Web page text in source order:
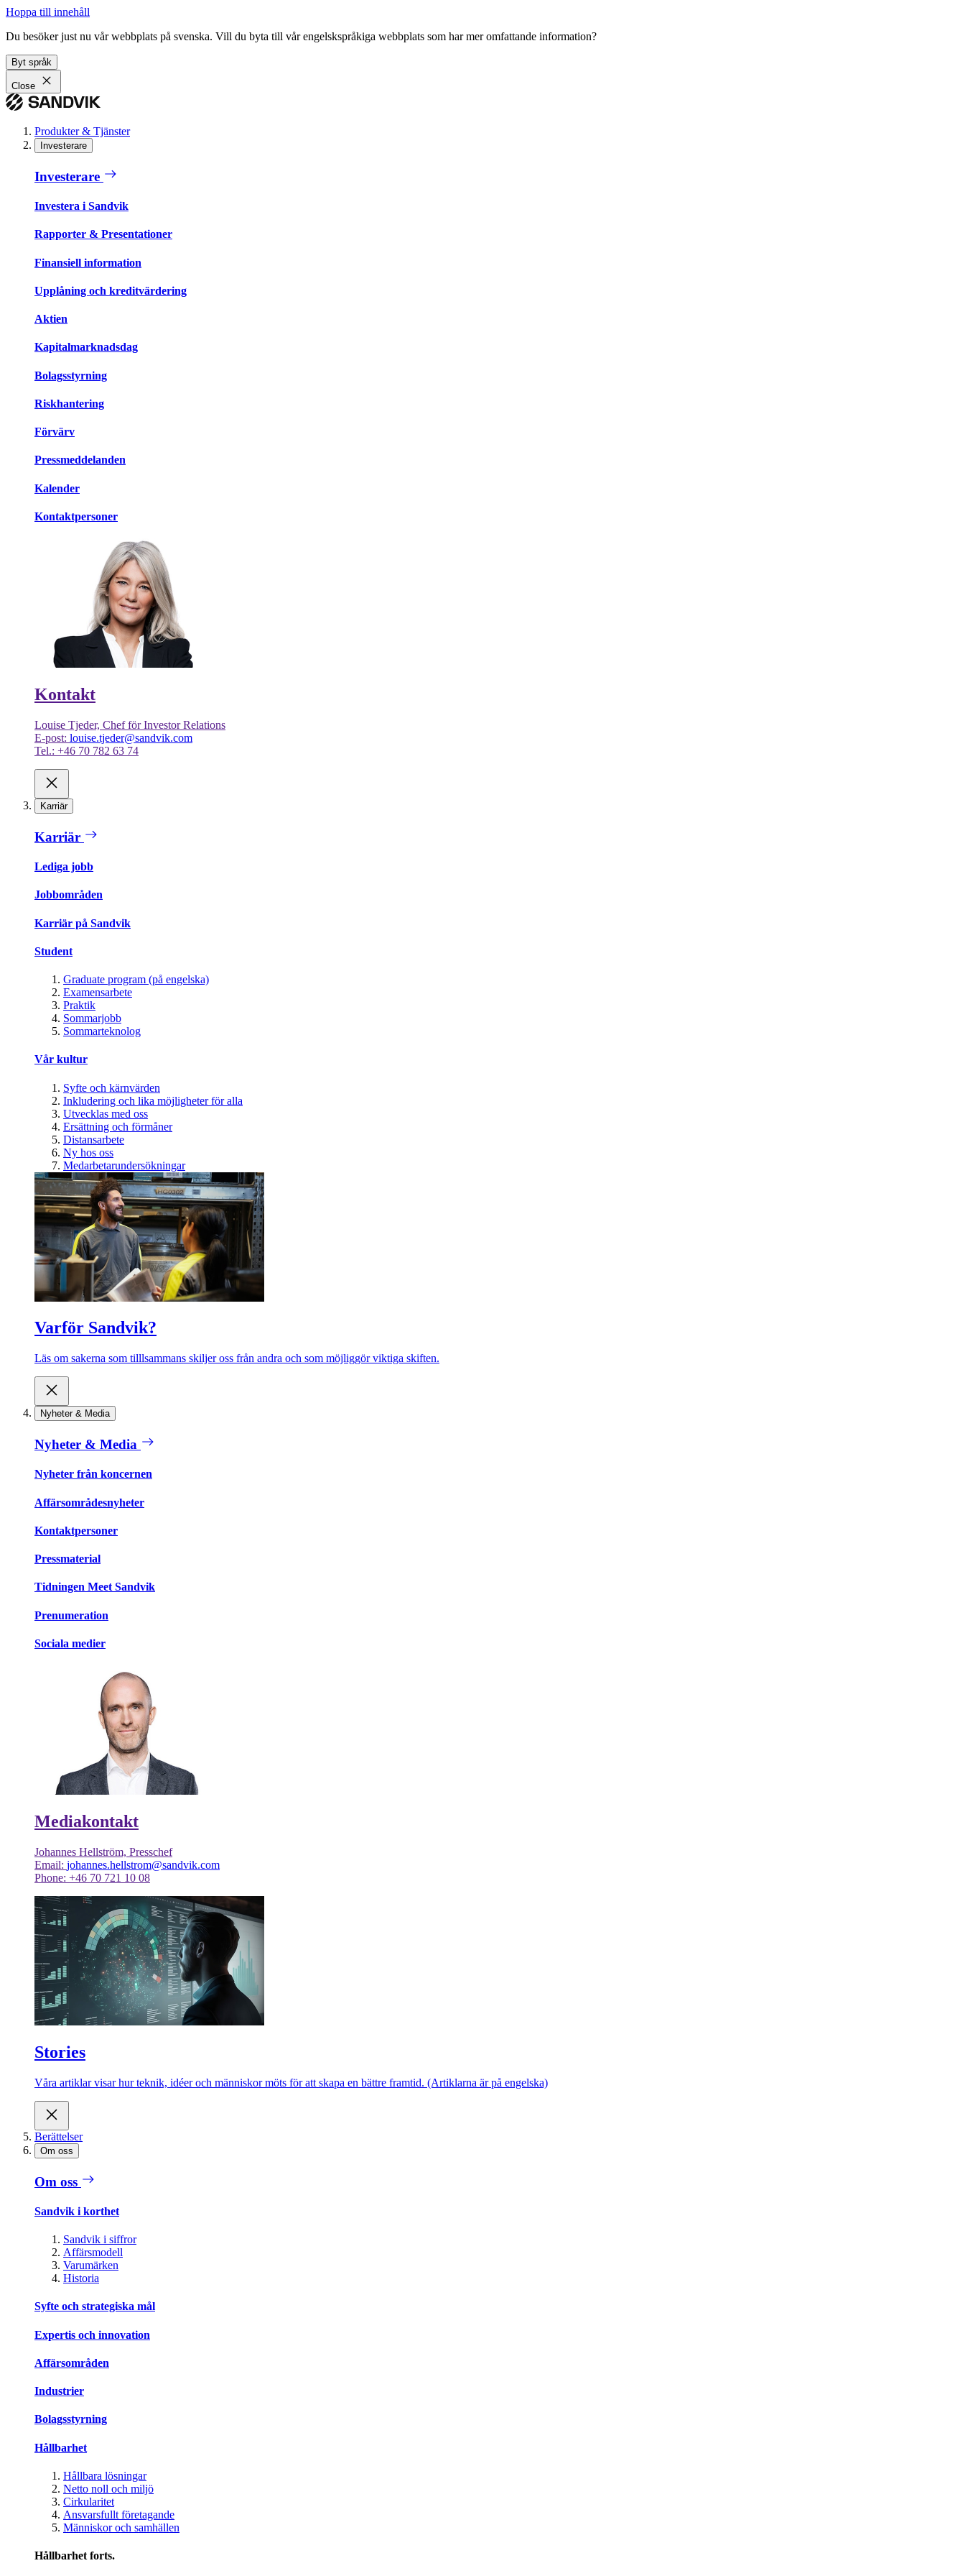
Hoppa till innehåll
Du besöker just nu vår webbplats på svenska. Vill du byta till vår engelskspråkiga webbplats som har mer omfattande information?
Byt språk
Close
Produkter & Tjänster
Investerare
Investerare
Investera i Sandvik
Rapporter & Presentationer
Finansiell information
Upplåning och kreditvärdering
Aktien
Kapitalmarknadsdag
Bolagsstyrning
Riskhantering
Förvärv
Pressmeddelanden
Kalender
Kontaktpersoner
Kontakt
Louise Tjeder, Chef för Investor Relations
E-post: louise.tjeder@sandvik.com
Tel.: +46 70 782 63 74
Karriär
Karriär
Lediga jobb
Jobbområden
Karriär på Sandvik
Student
Graduate program (på engelska)
Examensarbete
Praktik
Sommarjobb
Sommarteknolog
Vår kultur
Syfte och kärnvärden
Inkludering och lika möjligheter för alla
Utvecklas med oss
Ersättning och förmåner
Distansarbete
Ny hos oss
Medarbetarundersökningar
Varför Sandvik?
Läs om sakerna som tilllsammans skiljer oss från andra och som möjliggör viktiga skiften.
Nyheter & Media
Nyheter & Media
Nyheter från koncernen
Affärsområdesnyheter
Kontaktpersoner
Pressmaterial
Tidningen Meet Sandvik
Prenumeration
Sociala medier
Mediakontakt
Johannes Hellström, Presschef
Email: johannes.hellstrom@sandvik.com
Phone: +46 70 721 10 08
Stories
Våra artiklar visar hur teknik, idéer och människor möts för att skapa en bättre framtid. (Artiklarna är på engelska)
Berättelser
Om oss
Om oss
Sandvik i korthet
Sandvik i siffror
Affärsmodell
Varumärken
Historia
Syfte och strategiska mål
Expertis och innovation
Affärsområden
Industrier
Bolagsstyrning
Hållbarhet
Hållbara lösningar
Netto noll och miljö
Cirkularitet
Ansvarsfullt företagande
Människor och samhällen
Hållbarhet forts.